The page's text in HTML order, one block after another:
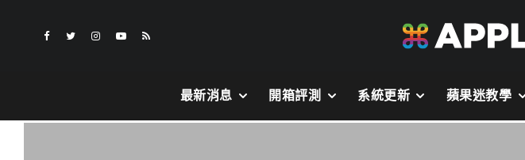
最新消息 開箱評測 系統更新 蘋果迷教學